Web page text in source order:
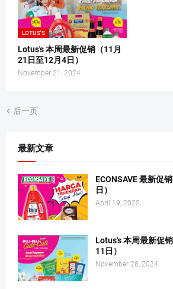
LOTUS'S
Lotus's 本周最新促销（11月
21日至12月4日）
November 21, 2024
后一页
最新文章
ECONSAVE 最新促
日）
April 19, 2025
Lotus's 本周最新促
11日）
November 28, 2024